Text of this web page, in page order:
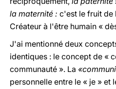
la maternité : c'est le fruit de
Créateur à l'être humain «
J'ai mentionné deux
identiques : le concept de «
communauté ». La
personnelle entre le « je » et